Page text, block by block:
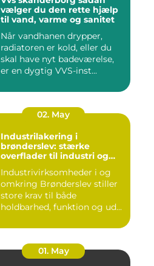
vælger du den rette hjælp
til vand, varme og sanitet
Når vandhanen drypper,
radiatoren er kold, eller du
skal have nyt badeværelse,
er en dygtig VVS-inst...
02. May
Industrilakering i
brønderslev: stærke
overflader til industri og
Industrivirksomheder i og
omkring Brønderslev stiller
store krav til både
holdbarhed, funktion og ud...
01. May